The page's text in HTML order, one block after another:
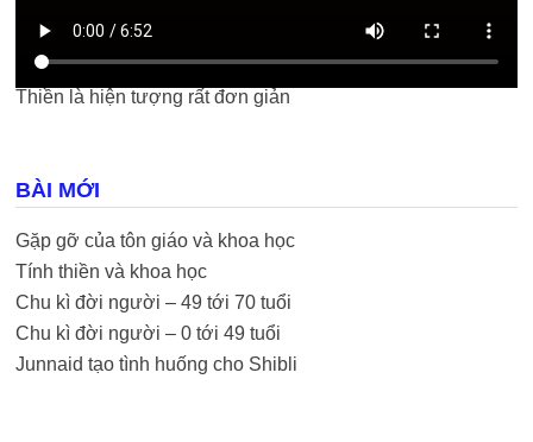
Thiền là hiện tượng rất đơn giản
BÀI MỚI
Gặp gỡ của tôn giáo và khoa học
Tính thiền và khoa học
Chu kì đời người – 49 tới 70 tuổi
Chu kì đời người – 0 tới 49 tuổi
Junnaid tạo tình huống cho Shibli